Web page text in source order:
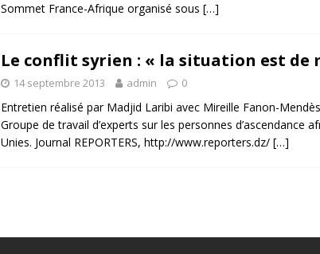
Sommet France-Afrique organisé sous […]
Le conflit syrien : « la situation est de
14 septembre 2013 admin 0
Entretien réalisé par Madjid Laribi avec Mireille Fanon-
Groupe de travail d’experts sur les personnes d’ascendance
Unies. Journal REPORTERS, http://www.reporters.dz/ […]